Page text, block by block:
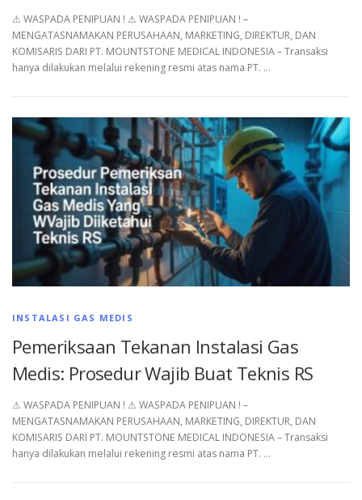
⚠︎ WASPADA PENIPUAN ! ⚠︎ WASPADA PENIPUAN ! –
MENGATASNAMAKAN PERUSAHAAN, MARKETING, DIREKTUR, DAN
KOMISARIS DARI PT. MOUNTSTONE MEDICAL INDONESIA – Transaksi
hanya dilakukan melalui rekening resmi atas nama PT. …
INSTALASI GAS MEDIS
Pemeriksaan Tekanan Instalasi Gas
Medis: Prosedur Wajib Buat Teknis RS
⚠︎ WASPADA PENIPUAN ! ⚠︎ WASPADA PENIPUAN ! –
MENGATASNAMAKAN PERUSAHAAN, MARKETING, DIREKTUR, DAN
KOMISARIS DARI PT. MOUNTSTONE MEDICAL INDONESIA – Transaksi
hanya dilakukan melalui rekening resmi atas nama PT. …